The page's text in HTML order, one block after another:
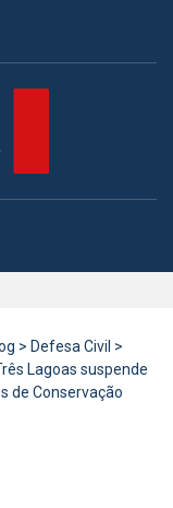
> Defesa Civil >
Lagoas suspende
de Conservação